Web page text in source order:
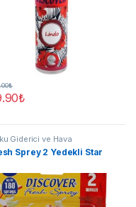
₺
₺
Giderici ve Hava
Sprey 2 Yedekli Star